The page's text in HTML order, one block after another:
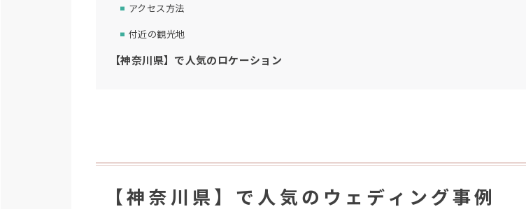
アクセス方法
付近の観光地
【神奈川県】で人気のロケーション
【神奈川県】で人気のウェディング事例